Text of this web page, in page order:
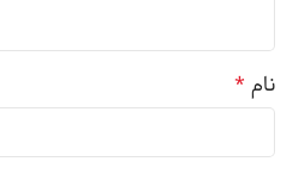
نام *